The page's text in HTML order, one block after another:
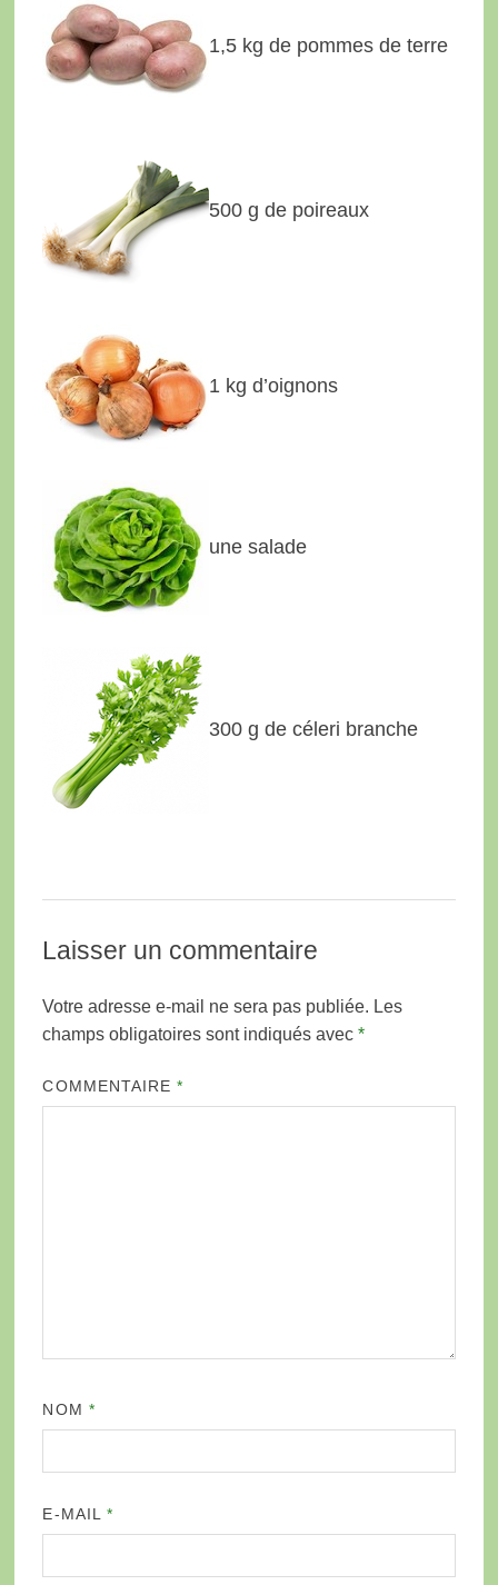
1,5 kg de pommes de terre
500 g de poireaux
1 kg d’oignons
une salade
300 g de céleri branche
Laisser un commentaire
Votre adresse e-mail ne sera pas publiée. Les
champs obligatoires sont indiqués avec*
COMMENTAIRE*
NOM *
E-MAIL *